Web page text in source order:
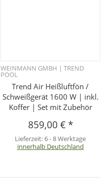
WEINMANN GMBH | TREND
POOL
Trend Air Heißluftfön /
Schweißgerät 1600 W | inkl.
Koffer | Set mit Zubehör
859,00 € *
Lieferzeit:6 - 8 Werktage
innerhalb Deutschland